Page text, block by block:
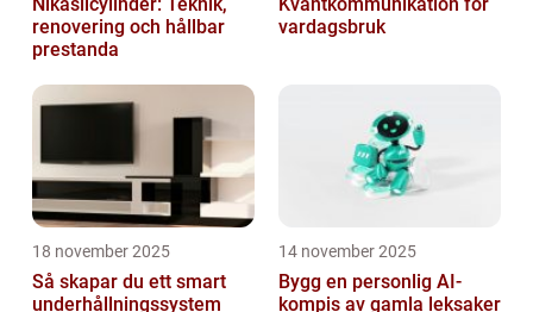
renovering och hållbar
prestanda
vardagsbruk
18 november 2025
Så skapar du ett smart
underhållningssystem
14 november 2025
Bygg en personlig AI-
kompis av gamla leksaker